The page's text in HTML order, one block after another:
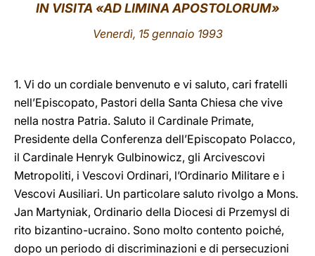
IN VISITA «AD LIMINA APOSTOLORUM»
Venerdì, 15 gennaio 1993
1. Vi do un cordiale benvenuto e vi saluto, cari fratelli
nell’Episcopato, Pastori della Santa Chiesa che vive
nella nostra Patria. Saluto il Cardinale Primate,
Presidente della Conferenza dell’Episcopato Polacco,
il Cardinale Henryk Gulbinowicz, gli Arcivescovi
Metropoliti, i Vescovi Ordinari, l’Ordinario Militare e i
Vescovi Ausiliari. Un particolare saluto rivolgo a Mons.
Jan Martyniak, Ordinario della Diocesi di Przemysl di
rito bizantino-ucraino. Sono molto contento poiché,
dopo un periodo di discriminazioni e di persecuzioni